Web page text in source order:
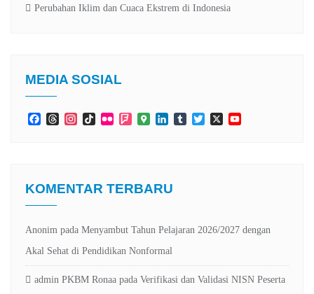
Perubahan Iklim dan Cuaca Ekstrem di Indonesia
MEDIA SOSIAL
FacebookThreadsInstagramTikTokFlickr Foursquare
GoogleLinkedInTumblrTwitter
X
KOMENTAR TERBARU
Anonim pada Menyambut Tahun Pelajaran 2026/2027 dengan
Akal Sehat di Pendidikan Nonformal
admin PKBM Ronaa pada Verifikasi dan Validasi NISN Peserta